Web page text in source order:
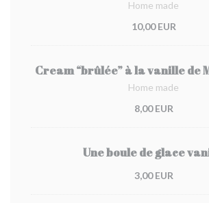
Home made
10,00 EUR
Cream “brûlée” à la vanille de
Home made
8,00 EUR
Une boule de glace
3,00 EUR